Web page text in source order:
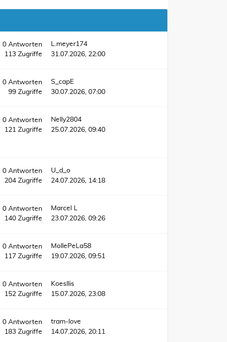
0Antworten
113Zugriffe
L.meyer174
31.07.2026, 22:00
0Antworten
99Zugriffe
S_capE
30.07.2026, 07:00
0Antworten
121Zugriffe
Nelly2804
25.07.2026, 09:40
0Antworten
204Zugriffe
U_d_o
24.07.2026, 14:18
0Antworten
140Zugriffe
Marcel L
23.07.2026, 09:26
0Antworten
117Zugriffe
MollePeLa58
19.07.2026, 09:51
0Antworten
152Zugriffe
Koesllis
15.07.2026, 23:08
0Antworten
183Zugriffe
tram-love
14.07.2026, 20:11